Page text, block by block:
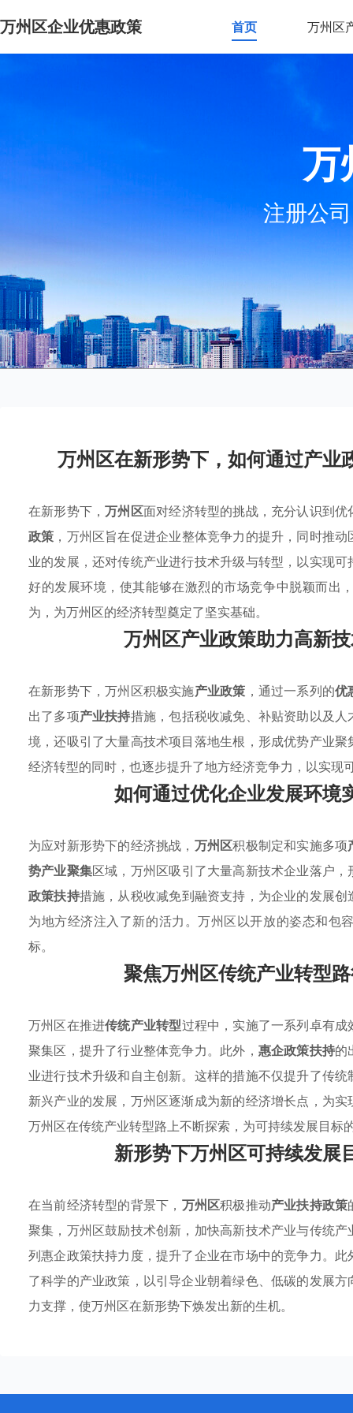
万州区企业优惠政策 首页 万州区
万
注册公
万州区在新形势下，如何通过产业
在新形势下，万州区面对经济转型的挑战，充分认识到
政策 ，万州区旨在促进企业整体竞争力的提升，同时推
业的发展，还对传统产业进行技术升级与转型，以实现
好的发展环境，使其能够在激烈的市场竞争中脱颖而出
为，为万州区的经济转型奠定了坚实基础。
万州区产业政策助力高新
在新形势下，万州区积极实施产业政策 ，通过一系列的优
出了多项产业扶持措施，包括税收减免、补贴资助以及
境，还吸引了大量高技术项目落地生根，形成优势产业
经济转型的同时，也逐步提升了地方经济竞争力，以实现
如何通过优化企业发展环境
为应对新形势下的经济挑战， 万州区积极制定和实施多项
势产业聚集区域，万州区吸引了大量高新技术企业落户
政策扶持措施，从税收减免到融资支持，为企业的发展
为地方经济注入了新的活力。万州区以开放的姿态和包
标。
聚焦万州区传统产业转型
万州区在推进传统产业转型过程中，实施了一系列卓有成
聚集区，提升了行业整体竞争力。此外， 惠企政策扶持的
业进行技术升级和自主创新。这样的措施不仅提升了传
新兴产业的发展，万州区逐渐成为新的经济增长点，为
万州区在传统产业转型路上不断探索，为可持续发展目标
新形势下万州区可持续发展
在当前经济转型的背景下， 万州区积极推动产业扶持政策
聚集，万州区鼓励技术创新，加快高新技术产业与传统
列惠企政策扶持力度，提升了企业在市场中的竞争力。
了科学的产业政策，以引导企业朝着绿色、低碳的发展
力支撑，使万州区在新形势下焕发出新的生机。